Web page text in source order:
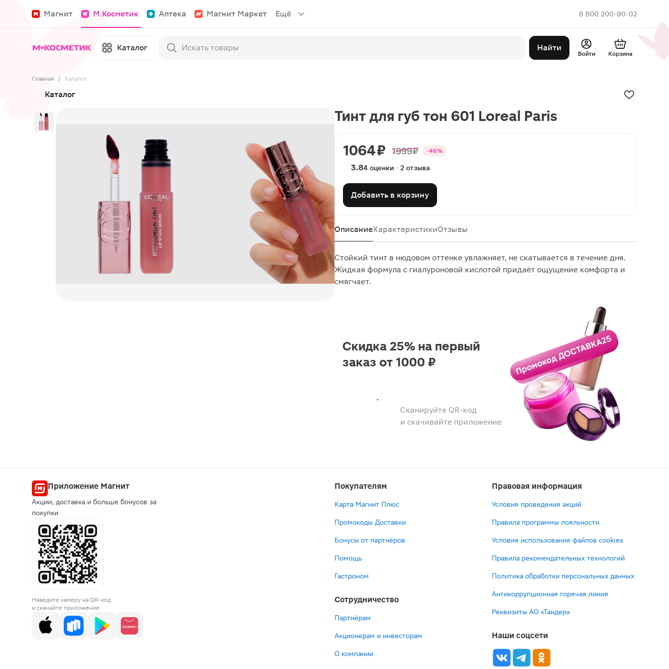
Магнит М.Косметик Аптека Магнит Маркет Ещё 8 800 200-90-02
Каталог Найти
Войти Корзина
Главная / Каталог
Каталог
Тинт для губ тон 601 Loreal Paris
1064 ₽ 1999 ₽ -46%
3.84 оценки · 2 отзыва
Добавить в корзину
ОписаниеХарактеристикиОтзывы
Стойкий тинт в нюдовом оттенке увлажняет, не скатывается в течение дня.
Жидкая формула с гиалуроновой кислотой придаёт ощущение комфорта и
смягчает.
Сканируйте QR-код
и скачивайте приложение
Скидка 25% на первый
заказ от 1000 ₽
Приложение Магнит
Акции, доставка и больше бонусов за
покупки
Наведите камеру на QR-код
и скачайте приложение
Покупателям
Карта Магнит Плюс
Промокоды Доставки
Бонусы от партнёров
Помощь
Гастроном
Сотрудничество
Партнёрам
Акционерам и инвесторам
О компании
Правовая информация
Условия проведения акций
Правила программы лояльности
Условия использования файлов cookies
Правила рекомендательных технологий
Политика обработки персональных данных
Антикоррупционная горячая линия
Реквизиты АО «Тандер»
Наши соцсети